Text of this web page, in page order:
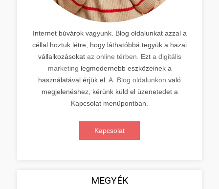
Internet búvárok vagyunk. Blog oldalunkat azzal a
céllal hoztuk létre, hogy láthatóbbá tegyük a hazai
vállalkozásokat az online térben. Ezt a digitális
marketing legmodernebb eszközeinek a
használatával érjük el. A Blog oldalunkon való
megjelenéshez, kérünk küld el üzenetedet a
Kapcsolat menüpontban.
Kapcsolat
MEGYÉK